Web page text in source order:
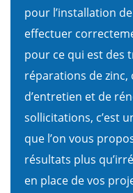
pour l’installation
effectuer
pour ce qui est des
réparations de
d’entretien et de
sollicitations, c’est
que l’on vous
résultats plus
en place de vos